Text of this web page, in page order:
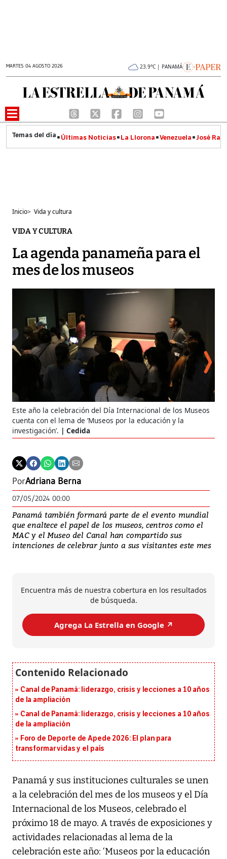
MARTES 04 AGOSTO 2026 23.9°C | PANAMÁ
Últimas Noticias La Llorona Venezuela José
Inicio> Vida y cultura
VIDA Y CULTURA
La agenda panameña para el
mes de los museos
Este año la celebración del Día Internacional de los Museos
cuenta con el lema de ‘Museos por la educación y la
investigación’.
Cedida
PorAdriana Berna
07/05/2024 00:00
Panamá también formará parte de el evento mundial
que enaltece el papel de los museos, centros como el
MAC y el Museo del Canal han compartido sus
intenciones de celebrar junto a sus visitantes este mes
Encuentra más de nuestra cobertura en los resultados
de búsqueda.
Agrega La Estrella en Google ↗️
Canal de Panamá: liderazgo, crisis y lecciones a 10 años
de la ampliación
Canal de Panamá: liderazgo, crisis y lecciones a 10 años
de la ampliación
Foro de Deporte de Apede 2026: El plan para
transformar vidas y el país
Panamá y sus instituciones culturales se unen
a la celebración del mes de los museos y el Día
Internacional de los Museos, celebrado el
próximo 18 de mayo. A través de exposiciones y
actividades relacionadas al lema de la
celebración este año: ‘Museos por la educación